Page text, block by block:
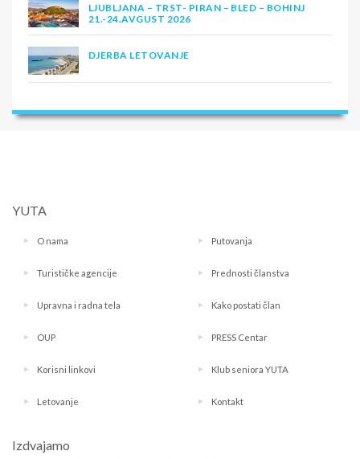
LJUBLJANA – TRST- PIRAN – BLED – BOHINJ
21.-24.AVGUST 2026
DJERBA LETOVANJE
YUTA
O nama Putovanja
Turističke agencije Prednosti članstva
Upravna i radna tela Kako postati član
OUP PRESS Centar
Korisni linkovi Klub seniora YUTA
Letovanje Kontakt
Izdvajamo